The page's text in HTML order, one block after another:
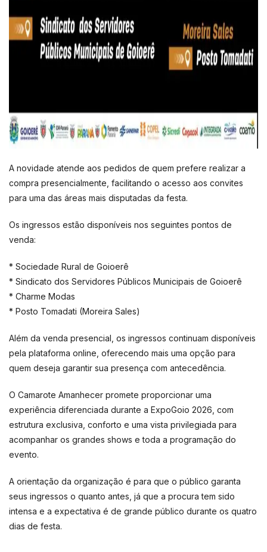
A novidade atende aos pedidos de quem prefere realizar a
compra presencialmente, facilitando o acesso aos convites
para uma das áreas mais disputadas da festa.
Os ingressos estão disponíveis nos seguintes pontos de
venda:
* Sociedade Rural de Goioerê
* Sindicato dos Servidores Públicos Municipais de Goioerê
* Charme Modas
* Posto Tomadati (Moreira Sales)
Além da venda presencial, os ingressos continuam disponíveis
pela plataforma online, oferecendo mais uma opção para
quem deseja garantir sua presença com antecedência.
O Camarote Amanhecer promete proporcionar uma
experiência diferenciada durante a ExpoGoio 2026, com
estrutura exclusiva, conforto e uma vista privilegiada para
acompanhar os grandes shows e toda a programação do
evento.
A orientação da organização é para que o público garanta
seus ingressos o quanto antes, já que a procura tem sido
intensa e a expectativa é de grande público durante os quatro
dias de festa.